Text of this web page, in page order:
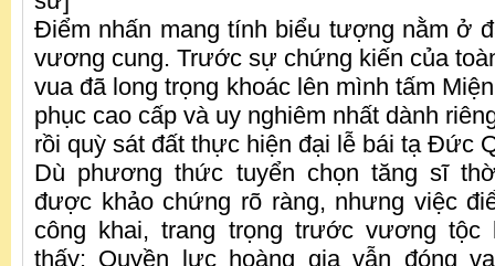
Điểm nhấn mang tính biểu tượng nằm ở
vương cung. Trước sự chứng kiến của
vua đã long trọng khoác lên mình tấm
phục cao cấp và uy nghiêm nhất dành
rồi quỳ sát đất thực hiện đại lễ bái tạ Đức
Dù phương thức tuyển chọn tăng sĩ
được khảo chứng rõ ràng, nhưng việc
công khai, trang trọng trước vương tộc
thấy: Quyền lực hoàng gia vẫn đóng